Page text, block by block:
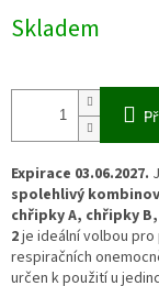
cena:
Skladem
Expirace 03.06.2027.
spolehlivý
chřipky A, chřipky
2je ideální volbou
respiračních
určen k použití u